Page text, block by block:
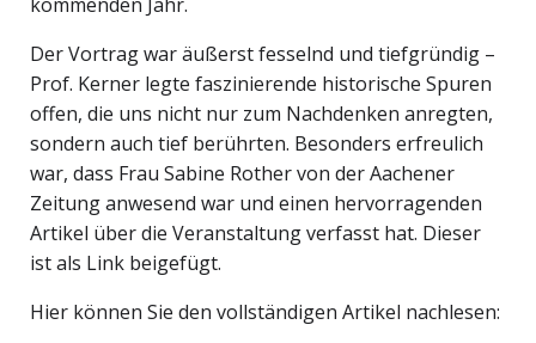
Der Vortrag war äußerst fesselnd und tiefgründig –
Prof. Kerner legte faszinierende historische Spuren
offen, die uns nicht nur zum Nachdenken anregten,
sondern auch tief berührten. Besonders erfreulich
war, dass Frau Sabine Rother von der Aachener
Zeitung anwesend war und einen hervorragenden
Artikel über die Veranstaltung verfasst hat. Dieser
ist als Link beigefügt.
Hier können Sie den vollständigen Artikel nachlesen: